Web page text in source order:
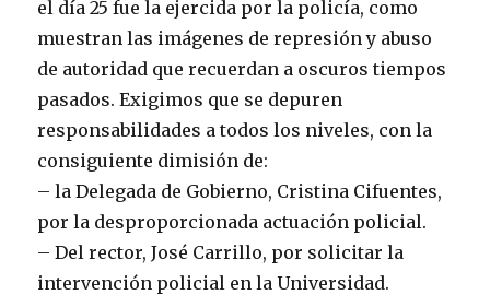
el día 25 fue la ejercida por la policía, como
muestran las imágenes de represión y abuso
de autoridad que recuerdan a oscuros tiempos
pasados. Exigimos que se depuren
responsabilidades a todos los niveles, con la
consiguiente dimisión de:
– la Delegada de Gobierno, Cristina Cifuentes,
por la desproporcionada actuación policial.
– Del rector, José Carrillo, por solicitar la
intervención policial en la Universidad.